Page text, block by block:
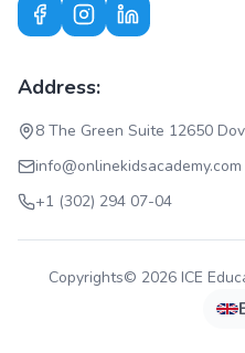
Address:
8 The Green Suite 12650
info@onlinekidsacademy.com
+1 (302) 294 07-04
Copyrights© 2026 ICE